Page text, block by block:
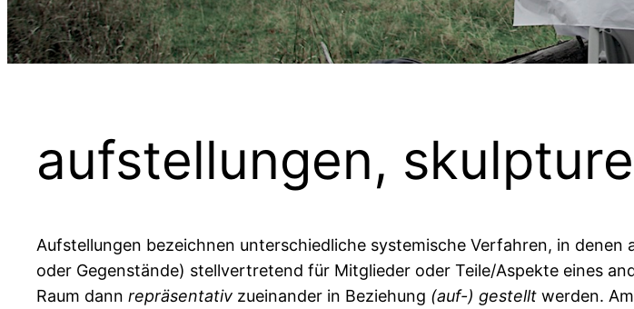
aufstellungen,
Aufstellungen bezeichnen unterschiedliche systemische Verfahren, in
oder Gegenstände) stellvertretend für Mitglieder oder Teile/Aspekte eines
Raum dann repräsentativ zueinander in Beziehung (auf-) gestellt werden.